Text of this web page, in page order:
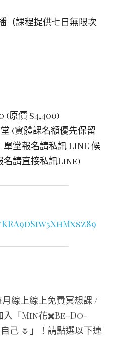
（課程提供七日無限次
(原價 $4,400)
(實體課名額優先保留
堂報名請私訊 LINE 候
名請直接私訊Line)
線上線上免費冥想課 /
入「Min花✖️Be-Do-
己 🌷」！請點選以下連